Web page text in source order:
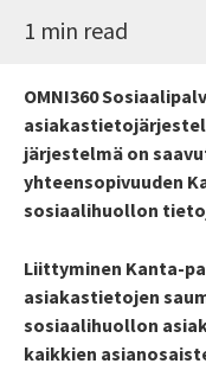
1 min read
OMNI360
järjestelmä on
yhteensopivuuden
sosiaalihuollon
Liittyminen Kanta-
asiakastietojen
sosiaalihuollon
kaikkien